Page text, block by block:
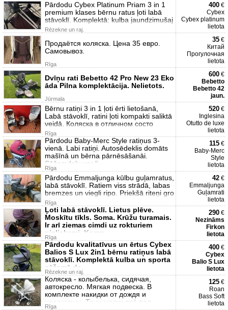
Pārdodu Cybex Platinum Priam 3 in 1
premium klases bērnu ratus ļoti labā
stāvoklī. Komplektā: kulba jaundzimušaj
Rēzekne un raj.
400 €
Cybex
Cybex platinum
lietota
Продаётся коляска. Цена 35 евро.
Самовывоз.
Rīga
35 €
Китай
Прогулочная
lietota
Dvīņu rati Bebetto 42 Pro New 23 Eko
āda Pilna komplektācija. Nelietots.
Jūrmala
600 €
Bebetto
Bebetto 42
jaun.
Bērnu ratiņi 3 in 1 ļoti ērti lietošanā,
Labā stāvoklī, ratini ļoti kompakti saliktā
veidā. Коляска в отличном состо
Rīga
520 €
Inglesina
Otutto de luxe
lietota
Pārdodu Baby-Merc Style ratiņus 3-
vienā. Labi ratiņi. Autosēdeklis domāts
mašīnā un bērna pārnēsāšanāi.
Sēžamdaļu var li
Rīga
115 €
Baby-Merc
Style
lietota
Pārdodu Emmaljunga kūlbu guļamratus,
labā stāvoklī. Ratiem viss strādā, labas
bremzes un viegli ripo. Priekšā riteņi gro
Rīga
42 €
Emmaljunga
Guļamrati
lietota
Ļoti labā stāvoklī. Lietus plēve.
Moskītu tīkls. Soma. Krūžu turamais.
Ir arī ziemas cimdi uz rokturiem
pieliekami. Komp
Rīga
290 €
Nezināms
Firkon
lietota
Pārdodu kvalitatīvus un ērtus Cybex
Balios S Lux 2in1 bērnu ratiņus labā
stāvoklī. Komplektā kulba un sporta
sēžamā da
Rēzekne un raj.
400 €
Cybex
Balio S Lux
lietota
Коляска - колыбелька, сидячая,
автокресло. Мягкая подвеска. В
комплекте накидки от дождя и
насекомых. Технически всё пол
Rīga
125 €
Roan
Bass Soft
lietota